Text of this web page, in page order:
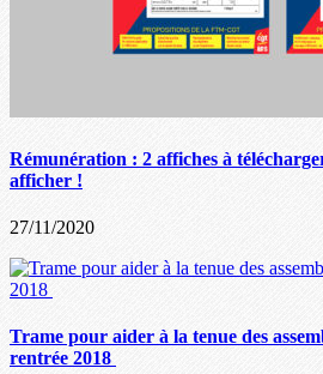
Rémunération : 2 affiches à
afficher !
27/11/2020
Trame pour aider à la tenue des
rentrée 2018